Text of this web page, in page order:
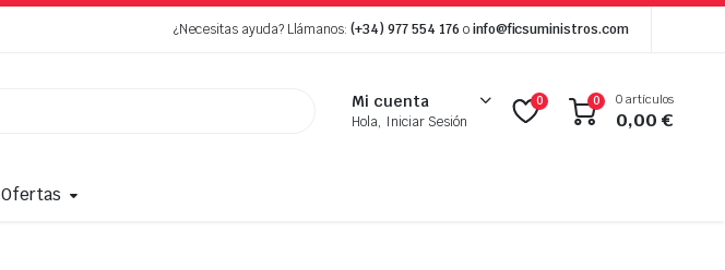
¿Necesitas ayuda? Llámanos:(+34) 977 554 176 oinfo@ficsuministros.com
Mi cuenta
Hola, Iniciar Sesión
0 0 0 artículos
0,00€
Ofertas